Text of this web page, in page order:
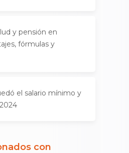
y pensión en
fórmulas y
el salario mínimo y
con